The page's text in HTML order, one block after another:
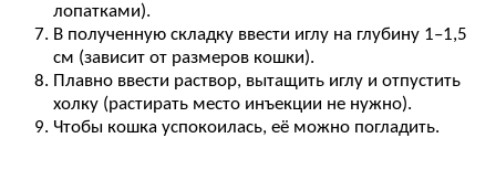
лопатками).
В полученную складку ввести иглу на глубину 1–1,5
см (зависит от размеров кошки).
Плавно ввести раствор, вытащить иглу и отпустить
холку (растирать место инъекции не нужно).
Чтобы кошка успокоилась, её можно погладить.